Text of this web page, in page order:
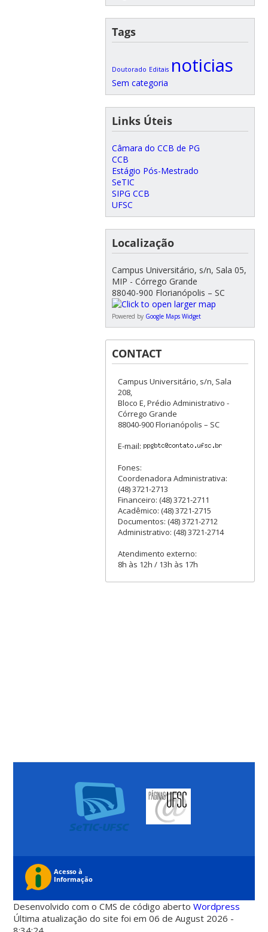
Tags
Doutorado Editais noticias
Sem categoria
Links Úteis
Câmara do CCB de PG
CCB
Estágio Pós-Mestrado
SeTIC
SIPG CCB
UFSC
Localização
Campus Universitário, s/n, Sala 05,
MIP - Córrego Grande
88040-900 Florianópolis – SC
Powered by Google Maps Widget
CONTACT
Campus Universitário, s/n, Sala
208,
Bloco E, Prédio Administrativo -
Córrego Grande
88040-900 Florianópolis – SC
E-mail:
Fones:
Coordenadora Administrativa:
(48) 3721-2713
Financeiro: (48) 3721-2711
Acadêmico: (48) 3721-2715
Documentos: (48) 3721-2712
Administrativo: (48) 3721-2714
Atendimento externo:
8h às 12h / 13h às 17h
Desenvolvido com o CMS de código abertoWordpress
Última atualização do site foi em 06 de August 2026 -